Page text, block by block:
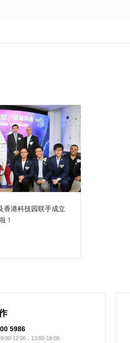
香港科技园联手成立
！
商汤科技及香港科
港科学园正式开幕。
强分别发表了讲
5986
12:00，13:00-18:00